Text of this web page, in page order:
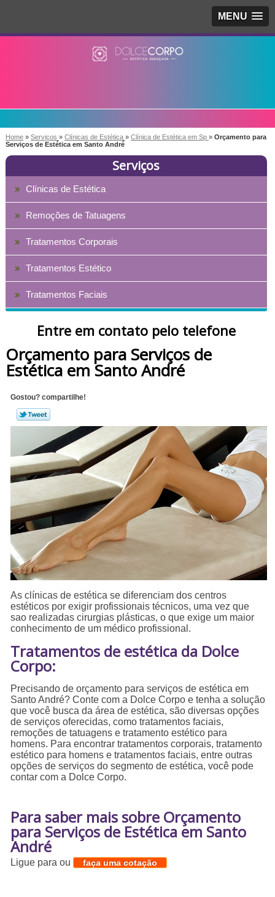
MENU
Home » Serviços » Clínicas de Estética » Clínica de Estética em Sp » Orçamento para
Serviços de Estética em Santo André
Serviços
Clínicas de Estética
Remoções de Tatuagens
Tratamentos Corporais
Tratamentos Estético
Tratamentos Faciais
Entre em contato pelo telefone
Orçamento para Serviços de
Estética em Santo André
Gostou? compartilhe!
As clínicas de estética se diferenciam dos centros
estéticos por exigir profissionais técnicos, uma vez que
sao realizadas cirurgias plásticas, o que exige um maior
conhecimento de um médico profissional.
Tratamentos de estética da Dolce
Corpo:
Precisando de orçamento para serviços de estética em
Santo André? Conte com a Dolce Corpo e tenha a solução
que você busca da área de estética, são diversas opções
de serviços oferecidas, como tratamentos faciais,
remoções de tatuagens e tratamento estético para
homens. Para encontrar tratamentos corporais, tratamento
estético para homens e tratamentos faciais, entre outras
opções de serviços do segmento de estética, você pode
contar com a Dolce Corpo.
Para saber mais sobre Orçamento
para Serviços de Estética em Santo
André
Ligue paraou faça uma cotação